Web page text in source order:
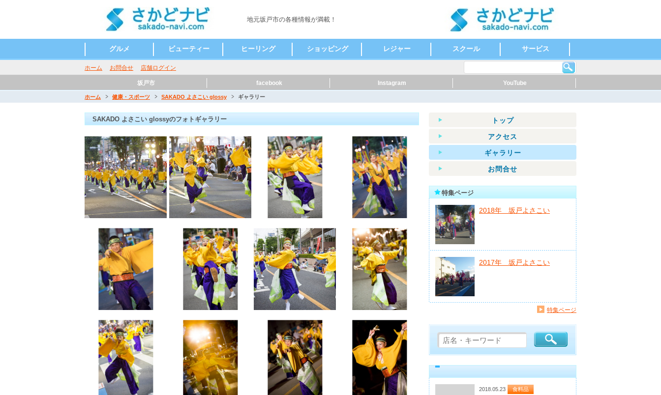
地元坂戸市の各種情報が満載！
グルメ
和食 うどん そば
洋食
お酒
カフェ・スイーツ
ラーメン
イタリアン
ビューティー
ビューティーサロン
ネイルサロン
ヒーリング ショッピング レジャー スクール サービス
ホーム お問合せ 店舗ログイン
坂戸市 facebook Instagram YouTube
ホーム 健康・スポーツ SAKADO よさこい glossy ギャラリー
SAKADO よさこい glossyのフォトギャラリー トップ
アクセス
ギャラリー
お問合せ
特集ページ
2018年 坂戸よさこい
2017年 坂戸よさこい
特集ページ
2018.05.23 食料品